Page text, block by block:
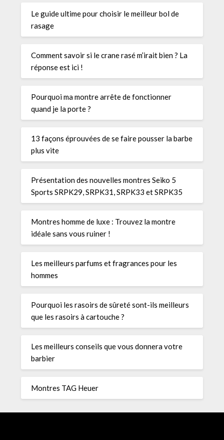
Le guide ultime pour choisir le meilleur bol de
rasage
Comment savoir si le crane rasé m’irait bien ? La
réponse est ici !
Pourquoi ma montre arrête de fonctionner
quand je la porte ?
13 façons éprouvées de se faire pousser la barbe
plus vite
Présentation des nouvelles montres Seiko 5
Sports SRPK29, SRPK31, SRPK33 et SRPK35
Montres homme de luxe : Trouvez la montre
idéale sans vous ruiner !
Les meilleurs parfums et fragrances pour les
hommes
Pourquoi les rasoirs de sûreté sont-ils meilleurs
que les rasoirs à cartouche ?
Les meilleurs conseils que vous donnera votre
barbier
Montres TAG Heuer